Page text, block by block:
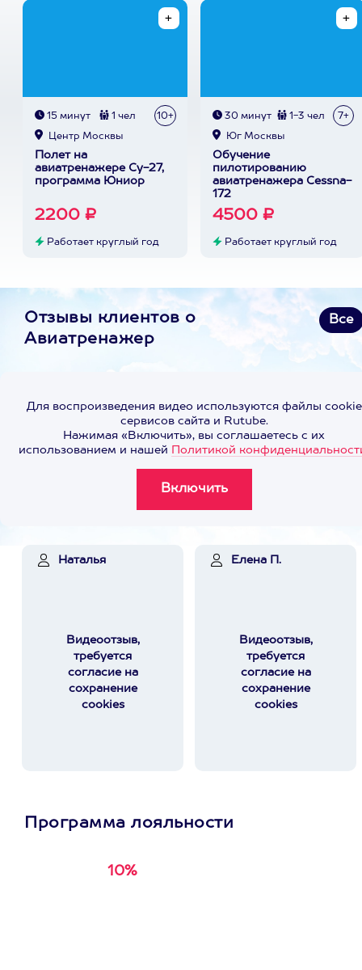
15 минут 1 чел 10+
Центр Москвы
Полет на
авиатренажере Су-27,
программа Юниор
2200 ₽
Работает круглый год
30 минут 1-3 чел 7+
Юг Москвы
Обучение
пилотированию
авиатренажера Cessna-
172
4500 ₽
Работает круглый год
Отзывы клиентов о
Авиатренажер
Все
Для воспроизведения видео используются файлы cookie
сервисов сайта и Rutube.
Нажимая «Включить», вы соглашаетесь с их
использованием и нашей Политикой
Наталья
Видеоотзыв,
требуется
согласие на
сохранение
cookies
Елена П.
Видеоотзыв,
требуется
согласие на
сохранение
cookies
Программа лояльности
10%